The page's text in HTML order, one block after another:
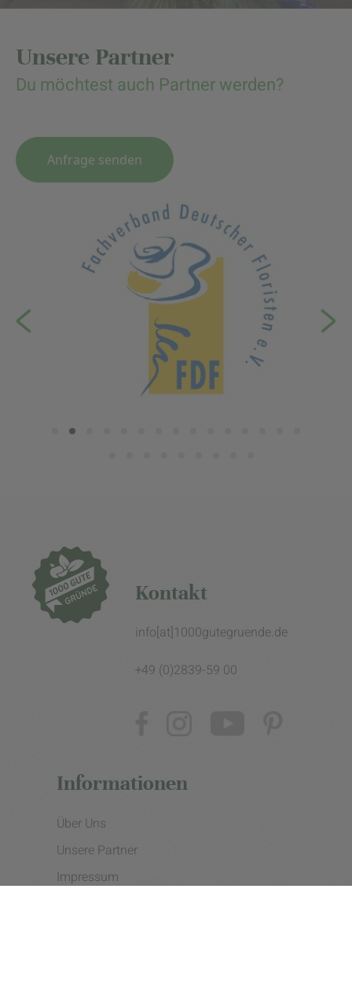
Unsere Partner
Du möchtest auch Partner werden?
Anfrage senden
Kontakt
info[at]1000gutegruende.de
+49 (0)2839-59 00
Informationen
Über Uns
Unsere Partner
Impressum